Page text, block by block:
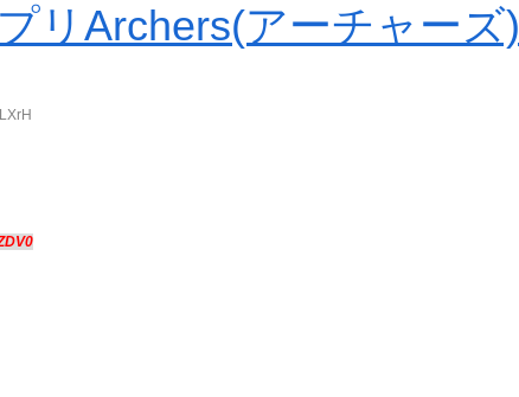
リArchers(アーチャーズ)